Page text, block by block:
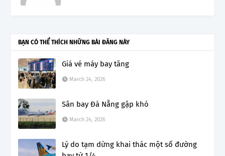
BẠN CÓ THỂ THÍCH NHỮNG BÀI ĐĂNG NÀY
Giá vé máy bay tăng
March 24, 2026
Sân bay Đà Nẵng gặp khó
March 24, 2026
Lý do tạm dừng khai thác một số đường